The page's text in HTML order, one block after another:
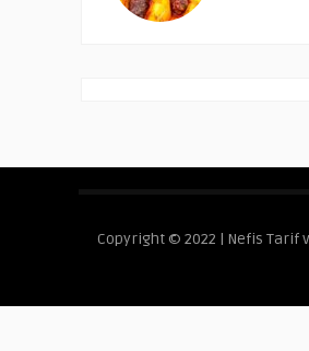
Copyright © 2022 | Nefis Tarif